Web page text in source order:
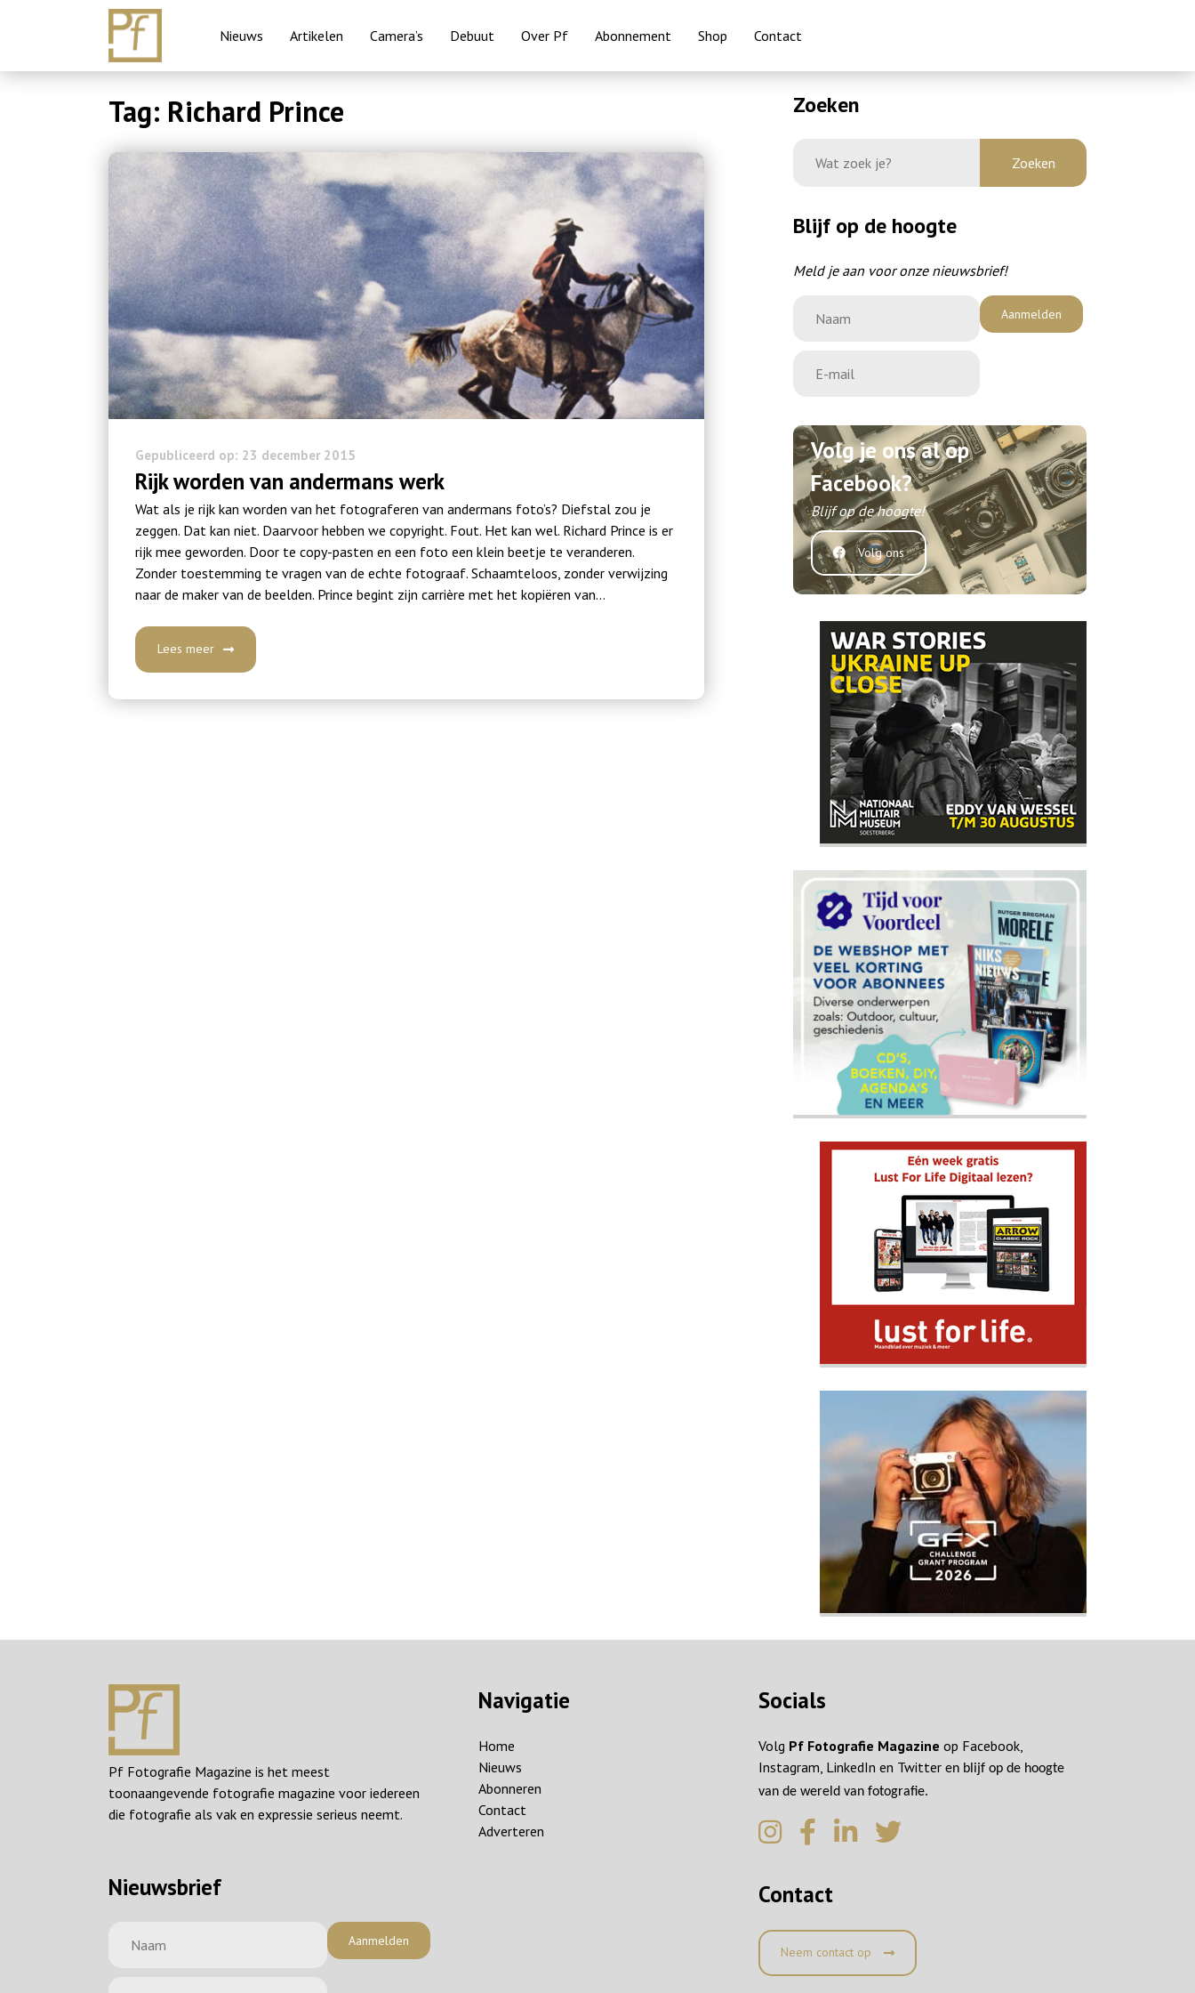
Nieuws Artikelen Camera’s Debuut Over Pf Abonnement Shop Contact
Tag: Richard Prince
Gepubliceerd op: 23 december 2015
Rijk worden van andermans werk
Wat als je rijk kan worden van het fotograferen van andermans foto’s? Diefstal zou je
zeggen. Dat kan niet. Daarvoor hebben we copyright. Fout. Het kan wel. Richard Prince is er
rijk mee geworden. Door te copy-pasten en een foto een klein beetje te veranderen.
Zonder toestemming te vragen van de echte fotograaf. Schaamteloos, zonder verwijzing
naar de maker van de beelden. Prince begint zijn carrière met het kopiëren van…
Lees meer
Zoeken
Blijf op de hoogte
Meld je aan voor onze nieuwsbrief!
Aanmelden
Volg je ons al op
Facebook?
Blijf op de hoogte!
Volg ons
Pf Fotografie Magazine is het meest
toonaangevende fotografie magazine voor iedereen
die fotografie als vak en expressie serieus neemt.
Nieuwsbrief
Aanmelden
Navigatie
Home
Nieuws
Abonneren
Contact
Adverteren
Socials
Volg Pf Fotografie Magazine op Facebook,
Instagram, LinkedIn en Twitteren blijf op de hoogte
van de wereld van fotografie.
Contact
Neem contact op